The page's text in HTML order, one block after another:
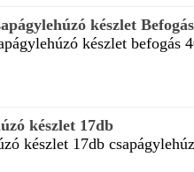
készlet
készlet befogás
készlet 17db
készlet 17db